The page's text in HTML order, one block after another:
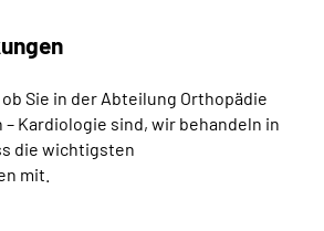
Sie in der Abteilung Orthopädie
– Kardiologie sind, wir behandeln in
die wichtigsten
mit.